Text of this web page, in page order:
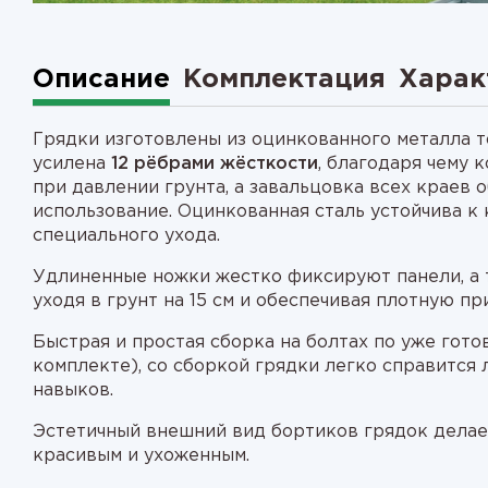
Описание Комплектация
Грядки изготовлены из оцинкованного
усилена 12 рёбрами жёсткости, благодаря чему
при давлении грунта, а завальцовка всех краев
использование. Оцинкованная сталь устойчива
специального ухода.
Удлиненные ножки жестко фиксируют панели,
уходя в грунт на 15 см и обеспечивая плотную
Быстрая и простая сборка на болтах по уже
комплекте), со сборкой грядки легко
навыков.
Эстетичный внешний вид бортиков грядок
красивым и ухоженным.